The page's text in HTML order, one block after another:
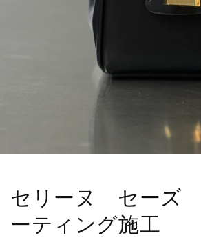
セリーヌ セーズ
ーティング施工